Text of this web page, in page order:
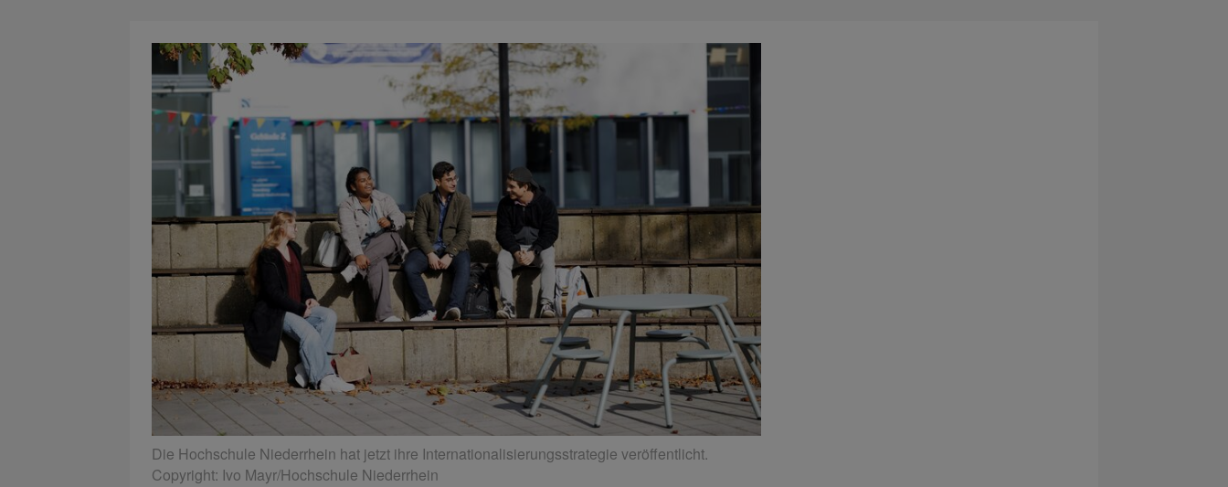
Die Hochschule Niederrhein hat jetzt ihre Internationalisierungsstrategie veröffentlicht.
Copyright: Ivo Mayr/Hochschule Niederrhein